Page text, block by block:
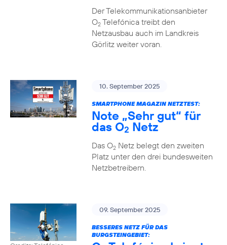
Der Telekommunikationsanbieter
O2Telefónica treibt den
Netzausbau auch im Landkreis
Görlitz weiter voran.
10. September 2025
SMARTPHONE MAGAZIN NETZTEST:
Note „Sehr gut“ für
das O2 Netz
Das O2Netz belegt den zweiten
Platz unter den drei bundesweiten
Netzbetreibern.
09. September 2025
BESSERES NETZ FÜR DAS
BURGSTEINGEBIET: